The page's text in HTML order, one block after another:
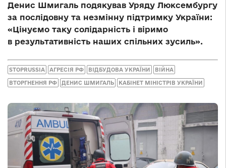
Денис Шмигаль подякував Уряду Люксембургу
за послідовну та незмінну підтримку України:
«Цінуємо таку солідарність і віримо
в результативність наших спільних зусиль».
STOPRUSSIA АГРЕСІЯ РФ ВІДБУДОВА УКРАЇНИ ВІЙНА
ВТОРГНЕННЯ РФ ДЕНИС ШМИГАЛЬ КАБІНЕТ МІНІСТРІВ УКРАЇНИ